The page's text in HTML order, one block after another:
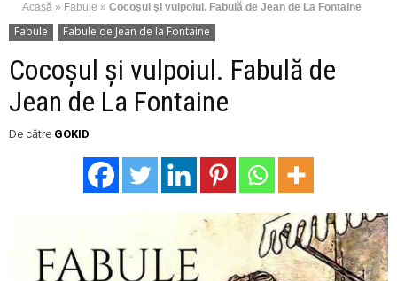
Acasă » Fabule » Cocoşul şi vulpoiul. Fabulă de Jean de La Fontaine
Fabule Fabule de Jean de la Fontaine
Cocoşul şi vulpoiul. Fabulă de
Jean de La Fontaine
De către GOKID